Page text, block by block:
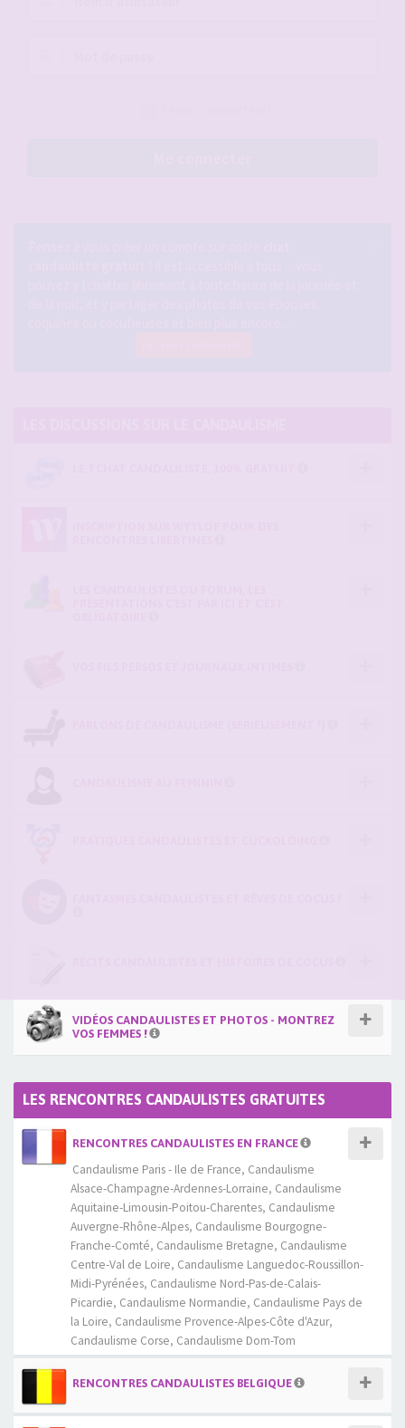
VIDÉOS CANDAULISTES ET PHOTOS - MONTREZ
VOS FEMMES !
LES RENCONTRES CANDAULISTES GRATUITES
RENCONTRES CANDAULISTES EN FRANCE
Candaulisme Paris - Ile de France, Candaulisme
Alsace-Champagne-Ardennes-Lorraine, Candaulisme
Aquitaine-Limousin-Poitou-Charentes, Candaulisme
Auvergne-Rhône-Alpes, Candaulisme Bourgogne-
Franche-Comté, Candaulisme Bretagne, Candaulisme
Centre-Val de Loire, Candaulisme Languedoc-Roussillon-
Midi-Pyrénées, Candaulisme Nord-Pas-de-Calais-
Picardie, Candaulisme Normandie, Candaulisme Pays de
la Loire, Candaulisme Provence-Alpes-Côte d'Azur,
Candaulisme Corse, Candaulisme Dom-Tom
RENCONTRES CANDAULISTES BELGIQUE